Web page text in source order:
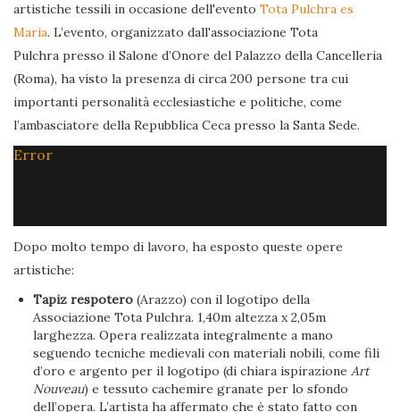
artistiche tessili in occasione dell'evento Tota Pulchra es
Maria. L’evento, organizzato dall'associazione Tota
Pulchra presso il Salone d’Onore del Palazzo della Cancelleria
(Roma), ha visto la presenza di circa 200 persone tra cui
importanti personalità ecclesiastiche e politiche, come
l’ambasciatore della Repubblica Ceca presso la Santa Sede.
Error
Dopo molto tempo di lavoro, ha esposto queste opere
artistiche:
Tapiz respotero (Arazzo) con il logotipo della
Associazione Tota Pulchra. 1,40m altezza x 2,05m
larghezza. Opera realizzata integralmente a mano
seguendo tecniche medievali con materiali nobili, come fili
d’oro e argento per il logotipo (di chiara ispirazioneArt
Nouveau) e tessuto cachemire granate per lo sfondo
dell’opera. L’artista ha affermato che è stato fatto con